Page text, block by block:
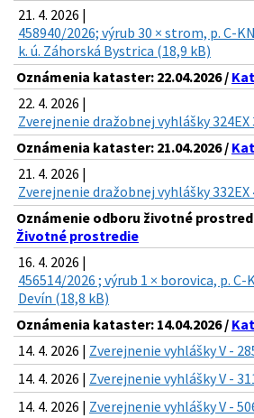
21. 4. 2026 |
458940/2026; výrub 30 × strom, p. C-
k. ú. Záhorská Bystrica (18,9 kB)
Oznámenia kataster: 22.04.2026 /
22. 4. 2026 |
Zverejnenie dražobnej vyhlášky 324EX
Oznámenia kataster: 21.04.2026 /
21. 4. 2026 |
Zverejnenie dražobnej vyhlášky 332EX
Oznámenie odboru životné
Životné prostredie
16. 4. 2026 |
456514/2026 ; výrub 1 × borovica, p. C-
Devín (18,8 kB)
Oznámenia kataster: 14.04.2026 /
14. 4. 2026 | Zverejnenie vyhlášky V -
14. 4. 2026 | Zverejnenie vyhlášky V -
14. 4. 2026 | Zverejnenie vyhlášky V -